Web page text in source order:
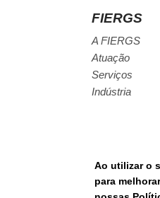
Ao utilizar o
para
FIERGS
A FIERGS
Atuação
Serviços
Indústria
© Todos os